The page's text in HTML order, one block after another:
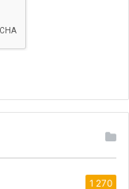
1 270